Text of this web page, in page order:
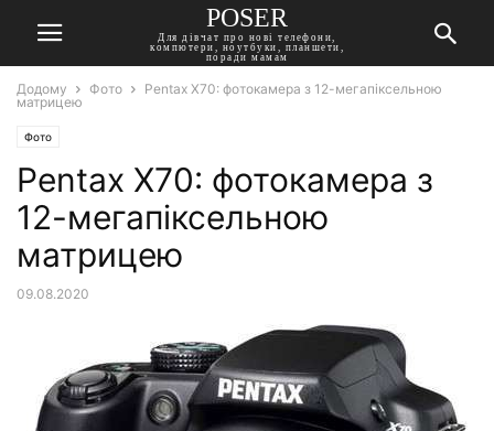
POSER
Для дівчат про нові телефони,
компютери, ноутбуки, планшети,
поради мамам
Додому Фото
Pentax X70: фотокамера з 12-мегапіксельною
матрицею
Фото
Pentax X70: фотокамера з
12-мегапіксельною
матрицею
09.08.2020